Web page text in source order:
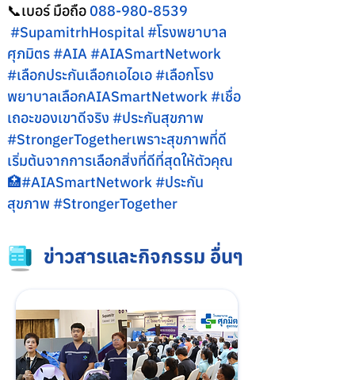
📞เบอร์ มือถือ 088-980-8539
#SupamitrhHospital#โรงพยาบาล
ศุภมิตร #AIA#AIASmartNetwork
#เลือกประกันเลือกเอไอเอ #เลือกโรง
พยาบาลเลือกAIASmartNetwork #เชื่อ
เถอะของเขาดีจริง #ประกันสุขภาพ
#StrongerTogetherเพราะสุขภาพที่ดี
เริ่มต้นจากการเลือกสิ่งที่ดีที่สุดให้ตัวคุณ
🏥#AIASmartNetwork #ประกัน
สุขภาพ #StrongerTogether
ข่าวสารและกิจกรรม อื่นๆ